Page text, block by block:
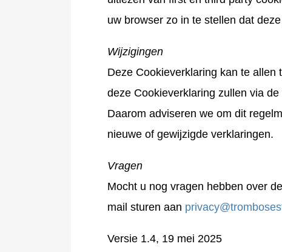
uw browser zo in te stellen dat
Wijzigingen
Deze Cookieverklaring kan te allen
deze Cookieverklaring zullen via
Daarom adviseren we om dit
nieuwe of gewijzigde verklaringen.
Vragen
Mocht u nog vragen hebben over
mail sturen aan
Versie 1.4, 19 mei 2025